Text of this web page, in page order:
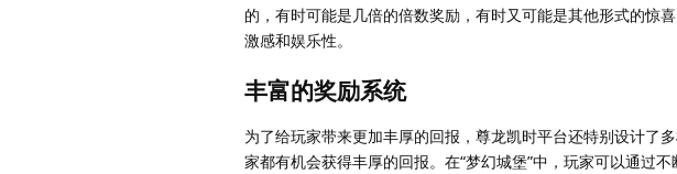
的，有时可能是几倍的倍数奖励，有时又可能是其他形式的惊
激感和娱乐性。
丰富的奖励系统
为了给玩家带来更加丰厚的回报，尊龙凯时平台还特别设计了
家都有机会获得丰厚的回报。在“梦幻城堡”中，玩家可以通过